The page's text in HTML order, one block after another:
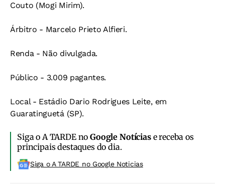
Couto (Mogi Mirim).
Árbitro - Marcelo Prieto Alfieri.
Renda - Não divulgada.
Público - 3.009 pagantes.
Local - Estádio Dario Rodrigues Leite, em
Guaratinguetá (SP).
Siga o A TARDE noGoogle Notíciase receba os
principais destaques do dia.
Siga o A TARDE no Google Noticias